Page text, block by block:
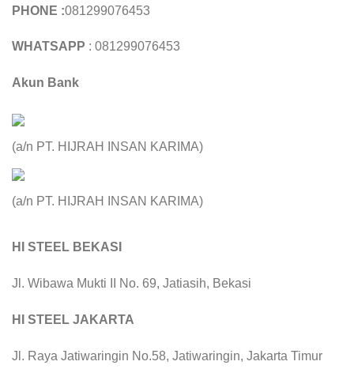
PHONE :081299076453
WHATSAPP : 081299076453
Akun Bank
(a/n PT. HIJRAH INSAN KARIMA)
(a/n PT. HIJRAH INSAN KARIMA)
HI STEEL BEKASI
Jl. Wibawa Mukti II No. 69, Jatiasih, Bekasi
HI STEEL JAKARTA
Jl. Raya Jatiwaringin No.58, Jatiwaringin, Jakarta Timur